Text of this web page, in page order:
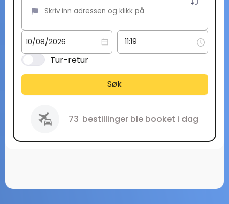
Tur-retur
Søk
73 bestillinger ble booket i dag